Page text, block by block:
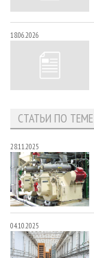
18.06.2026
СТАТЬИ ПО ТЕМЕ
28.11.2025
04.10.2025